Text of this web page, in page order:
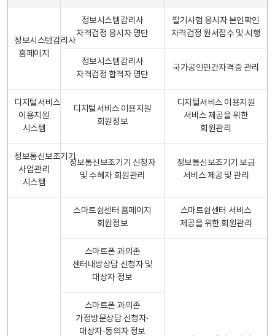
정보시스템감리사
홈페이지
정보시스템감리사
자격검정 응시자 명단
필기시험 응시자 본인확인
자격검정 원서접수 및 시행
정보시스템감리사
자격검정 합격자 명단
국가공인민간자격증 관리
디지털서비스
이용지원
시스템
디지털서비스 이용지원
회원정보
디지털서비스 이용지원
서비스 제공을 위한
회원관리
정보통신보조기기
사업관리
시스템
정보통신보조기기 신청자
및 수혜자 회원관리
정보통신보조기기 보급
서비스 제공 및 관리
스마트쉼센터 홈페이지
회원정보
스마트쉼센터 서비스
제공을 위한 회원관리
스마트폰 과의존
센터내방상담 신청자 및
대상자 정보
스마트폰 과의존
가정방문상담 신청자·
대상자·동의자 정보